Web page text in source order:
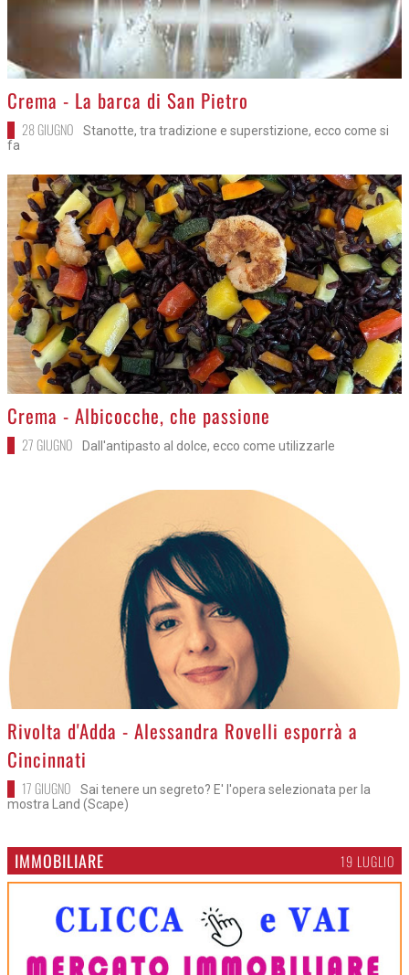
>
Crema - La barca di San Pietro
28 GIUGNO
Stanotte, tra tradizione e superstizione, ecco come si
fa
>
Crema - Albicocche, che passione
27 GIUGNO Dall'antipasto al dolce, ecco come utilizzarle
>
Rivolta d'Adda - Alessandra Rovelli esporrà a
Cincinnati
17 GIUGNO
Sai tenere un segreto? E' l'opera selezionata per la
mostra Land (Scape)
IMMOBILIARE 19 LUGLIO